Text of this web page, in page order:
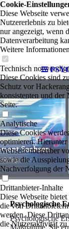
Psychologische
Psychologische
Cookie-
Diese Webseite
Nutzererlebnis zu
nur angezeigt, wenn
Datenverarbeitung
Weitere
Technisch
Diese Cookies sind
Schutz vor
konsistenten und der
Seite.
Analytische
Diese Cookies
optimieren.
Webseitenbetreiber
sowie die
Nachverfolgung der
Drittanbieter-Inhalte
Diese Webseite
die von
werden. Diese
die Nutzeraktivität zu